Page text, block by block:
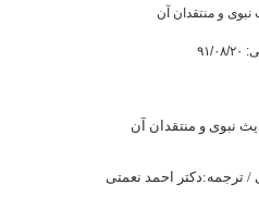
و منتقدان آن
۲۰
نبوی و منتقدان آن
ترجمه:دکتر احمد نعمتی